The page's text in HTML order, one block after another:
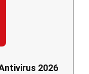
2026